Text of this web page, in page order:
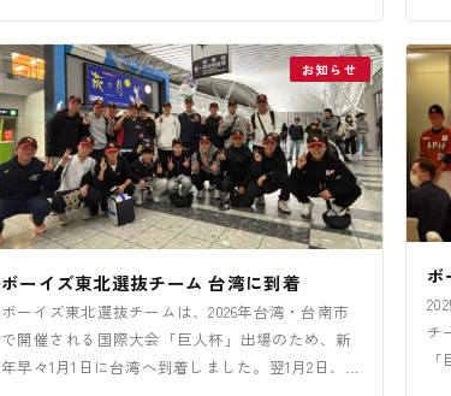
お知らせ
ボーイズ東北選抜チーム 台湾に到着
ボーイズ東北選抜チームは、2026年台湾・台南市
で開催される国際大会「巨人杯」出場のため、新
年早々1月1日に台湾へ到着しました。翌1月2日、現
ボ
チ